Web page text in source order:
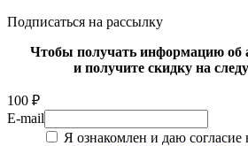
Подписаться на рассылку
Чтобы получать информацию об
и получите скидку на
100 ₽
E-mail
Я ознакомлен и даю согласие